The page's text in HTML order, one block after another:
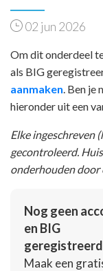
02 jun 2026
Om dit onderdeel
als BIG
aanmaken . Ben
hieronder uit een
Elke ingeschreven
gecontroleerd.
onderhouden door
Nog geen
en BIG
Maak een